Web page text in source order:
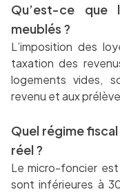
Qu’est-ce que
meublés ?
L’imposition des
taxation des
logements vides,
revenu et aux
Quel régime
réel ?
Le micro-foncier
sont inférieures à